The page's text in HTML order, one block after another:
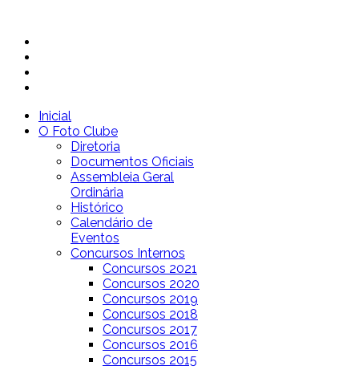
Inicial
O Foto Clube
Diretoria
Documentos Oficiais
Assembleia Geral
Ordinária
Histórico
Calendário de
Eventos
Concursos Internos
Concursos 2021
Concursos 2020
Concursos 2019
Concursos 2018
Concursos 2017
Concursos 2016
Concursos 2015